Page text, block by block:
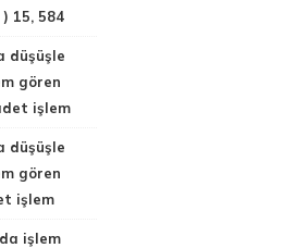
15, 584
düşüşle
gören
işlem
düşüşle
gören
işlem
işlem